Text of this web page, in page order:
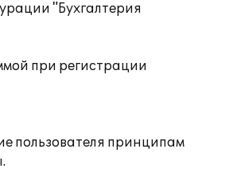
"Бухгалтерия
при регистрации
пользователя принципам